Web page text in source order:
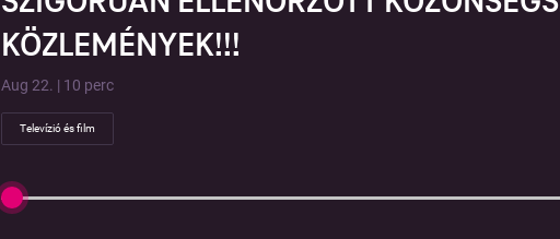
KÖZLEMÉNYEK!!!
Aug 22. | 10 perc
Televízió és film